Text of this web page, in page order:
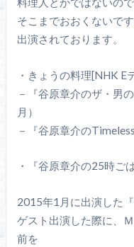
そこまでおおくないで
出演されております。
・きょうの料理[NHK E
－『谷原章介のザ・男
月）
－『谷原章介の
・『谷原章介の25時ご
2015年1月に出演した
ゲスト出演した際に、
前を